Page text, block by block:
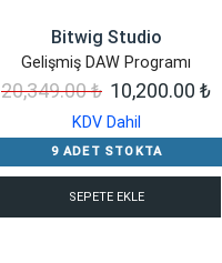
Bitwig Studio
Gelişmiş DAW Programı
20,349.00₺ Orijinal
fiyat:
20,349.00 ₺.
10,200.00 ₺
KDV Dahil
9 ADET STOKTA
SEPETE EKLE